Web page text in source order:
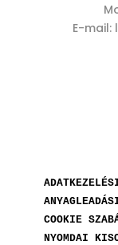
E-mail:
COOKIE
NYOMDAI